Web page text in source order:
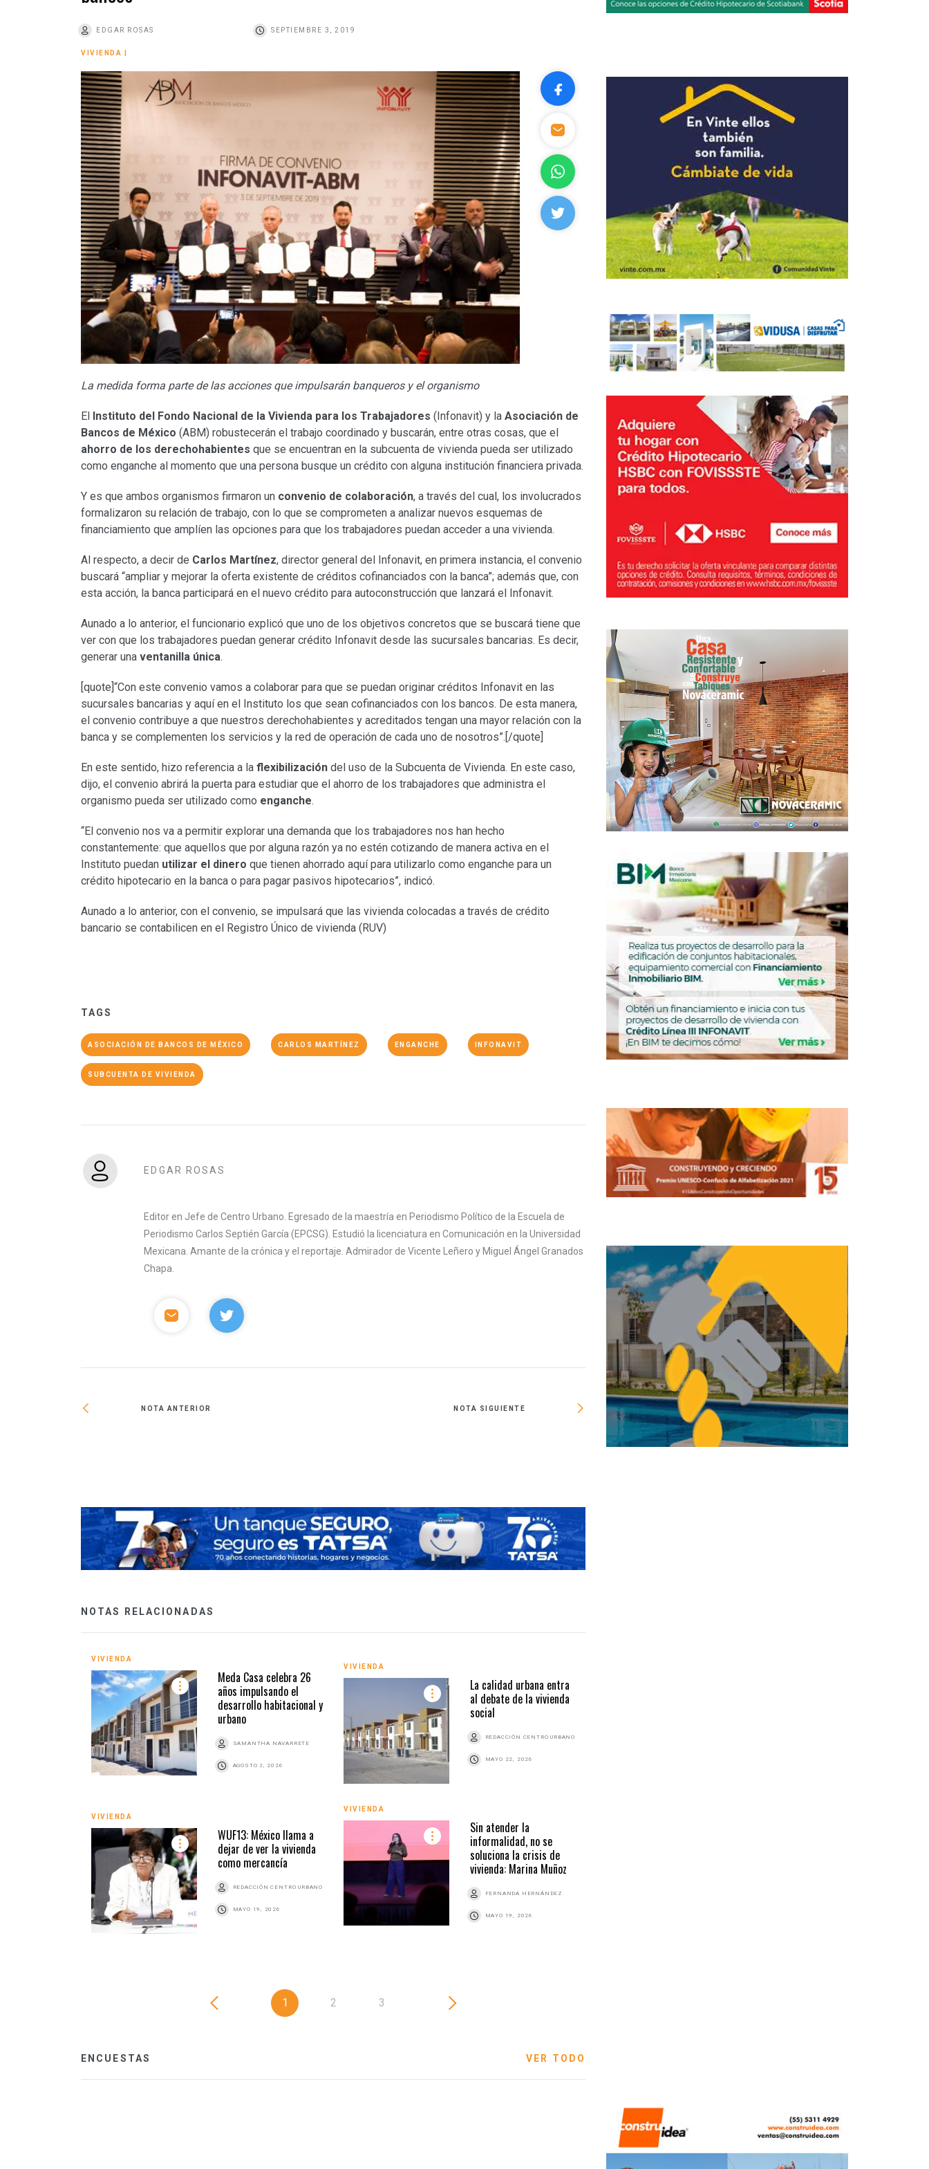
EDGAR ROSAS SEPTIEMBRE 3, 2019
VIVIENDA
La medida forma parte de las acciones que impulsarán banqueros y el organismo
El Instituto del Fondo Nacional de la Vivienda para los Trabajadores (Infonavit) y la Asociación de
Bancos de México (ABM) robustecerán el trabajo coordinado y buscarán, entre otras cosas, que el
ahorro de los derechohabientes que se encuentran en la subcuenta de vivienda pueda ser utilizado
como enganche al momento que una persona busque un crédito con alguna institución financiera privada.
Y es que ambos organismos firmaron un convenio de colaboración, a través del cual, los involucrados
formalizaron su relación de trabajo, con lo que se comprometen a analizar nuevos esquemas de
financiamiento que amplíen las opciones para que los trabajadores puedan acceder a una vivienda.
Al respecto, a decir de Carlos Martínez, director general del Infonavit, en primera instancia, el convenio
buscará “ampliar y mejorar la oferta existente de créditos cofinanciados con la banca”; además que, con
esta acción, la banca participará en el nuevo crédito para autoconstrucción que lanzará el Infonavit.
Aunado a lo anterior, el funcionario explicó que uno de los objetivos concretos que se buscará tiene que
ver con que los trabajadores puedan generar crédito Infonavit desde las sucursales bancarias. Es decir,
generar una ventanilla única.
[quote]“Con este convenio vamos a colaborar para que se puedan originar créditos Infonavit en las
sucursales bancarias y aquí en el Instituto los que sean cofinanciados con los bancos. De esta manera,
el convenio contribuye a que nuestros derechohabientes y acreditados tengan una mayor relación con la
banca y se complementen los servicios y la red de operación de cada uno de nosotros”.[/quote]
En este sentido, hizo referencia a la flexibilización del uso de la Subcuenta de Vivienda. En este caso,
dijo, el convenio abrirá la puerta para estudiar que el ahorro de los trabajadores que administra el
organismo pueda ser utilizado como enganche.
“El convenio nos va a permitir explorar una demanda que los trabajadores nos han hecho
constantemente: que aquellos que por alguna razón ya no estén cotizando de manera activa en el
Instituto puedan utilizar el dinero que tienen ahorrado aquí para utilizarlo como enganche para un
crédito hipotecario en la banca o para pagar pasivos hipotecarios”, indicó.
Aunado a lo anterior, con el convenio, se impulsará que las vivienda colocadas a través de crédito
bancario se contabilicen en el Registro Único de vivienda (RUV)
TAGS
ASOCIACIÓN DE BANCOS DE MÉXICO CARLOS MARTÍNEZ ENGANCHE INFONAVIT
SUBCUENTA DE VIVIENDA
EDGAR ROSAS
Editor en Jefe de Centro Urbano. Egresado de la maestría en Periodismo Político de la Escuela de
Periodismo Carlos Septién García (EPCSG). Estudió la licenciatura en Comunicación en la Universidad
Mexicana. Amante de la crónica y el reportaje. Admirador de Vicente Leñero y Miguel Ángel Granados
Chapa.
NOTA ANTERIOR NOTA SIGUIENTE
La UAM se suma al proyecto de construcción
NOTAS RELACIONADAS
VIVIENDA
Meda Casa celebra 26
años impulsando el
desarrollo habitacional y
urbano
SAMANTHA NAVARRETE
AGOSTO 2, 2026
VIVIENDA
La calidad urbana entra
al debate de la vivienda
social
REDACCIÓN CENTRO URBANO
MAYO 22, 2026
VIVIENDA
WUF13: México llama a
dejar de ver la vivienda
como mercancía
REDACCIÓN CENTRO URBANO
MAYO 19, 2026
VIVIENDA
Sin atender la
informalidad, no se
soluciona la crisis de
vivienda: Marina Muñoz
FERNANDA HERNÁNDEZ
MAYO 19, 2026
1 2 3
ENCUESTAS VER TODO